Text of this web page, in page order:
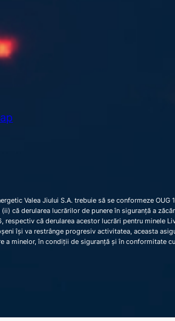
Valea Jiului S.A. trebuie să se conformeze
că derularea lucrărilor de punere în siguranță a
respectiv că derularea acestor lucrări pentru minele
își va restrânge progresiv activitatea, aceasta
a minelor, în condiții de siguranță și în conformitate